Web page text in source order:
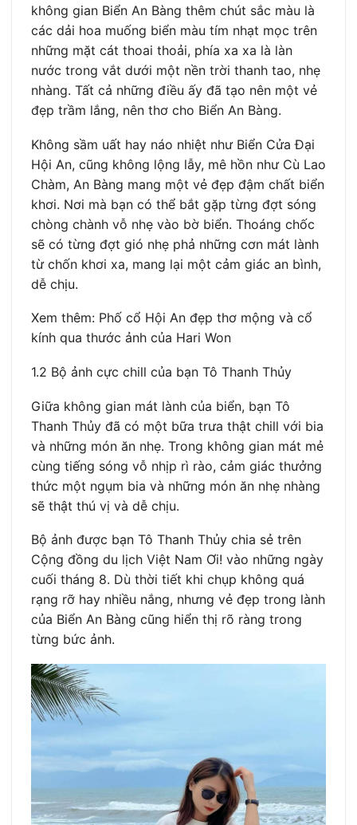
không gian Biển An Bàng thêm chút sắc màu là
các dải hoa muống biển màu tím nhạt mọc trên
những mặt cát thoai thoải, phía xa xa là làn
nước trong vắt dưới một nền trời thanh tao, nhẹ
nhàng. Tất cả những điều ấy đã tạo nên một vẻ
đẹp trầm lắng, nên thơ cho Biển An Bàng.
Không sầm uất hay náo nhiệt như Biển Cửa Đại
Hội An, cũng không lộng lẫy, mê hồn như Cù Lao
Chàm, An Bàng mang một vẻ đẹp đậm chất biển
khơi. Nơi mà bạn có thể bắt gặp từng đợt sóng
chòng chành vỗ nhẹ vào bờ biển. Thoáng chốc
sẽ có từng đợt gió nhẹ phả những cơn mát lành
từ chốn khơi xa, mang lại một cảm giác an bình,
dễ chịu.
Xem thêm: Phố cổ Hội An đẹp thơ mộng và cổ
kính qua thước ảnh của Hari Won
1.2 Bộ ảnh cực chill của bạn Tô Thanh Thủy
Giữa không gian mát lành của biển, bạn Tô
Thanh Thủy đã có một bữa trưa thật chill với bia
và những món ăn nhẹ. Trong không gian mát mẻ
cùng tiếng sóng vỗ nhịp rì rào, cảm giác thưởng
thức một ngụm bia và những món ăn nhẹ nhàng
sẽ thật thú vị và dễ chịu.
Bộ ảnh được bạn Tô Thanh Thủy chia sẻ trên
Cộng đồng du lịch Việt Nam Ơi! vào những ngày
cuối tháng 8. Dù thời tiết khi chụp không quá
rạng rỡ hay nhiều nắng, nhưng vẻ đẹp trong lành
của Biển An Bàng cũng hiển thị rõ ràng trong
từng bức ảnh.